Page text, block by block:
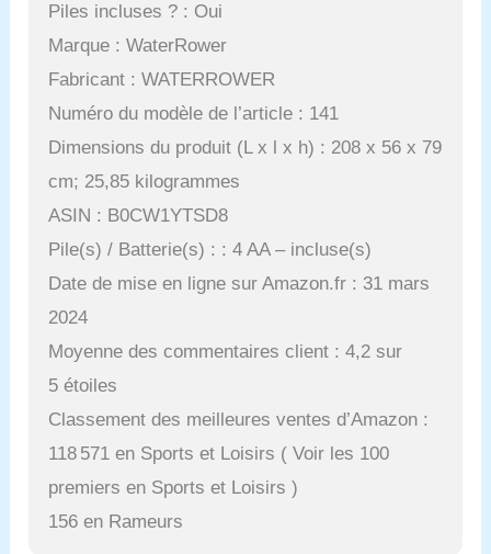
Piles incluses ? : Oui
Marque : WaterRower
Fabricant : WATERROWER
Numéro du modèle de l’article : 141
Dimensions du produit (L x l x h) : 208 x 56 x 79
cm; 25,85 kilogrammes
ASIN : B0CW1YTSD8
Pile(s) / Batterie(s) : : 4 AA – incluse(s)
Date de mise en ligne sur Amazon.fr : 31 mars
2024
Moyenne des commentaires client : 4,2 sur
5 étoiles
Classement des meilleures ventes d’Amazon :
118 571 en Sports et Loisirs ( Voir les 100
premiers en Sports et Loisirs )
156 en Rameurs